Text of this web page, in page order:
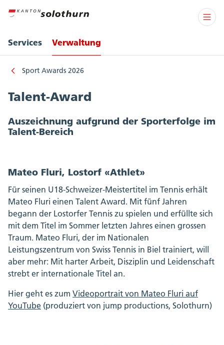
Services Verwaltung
Sport Awards 2026
Talent-Award
Auszeichnung aufgrund der Sporterfolge im
Talent-Bereich
Mateo Fluri, Lostorf «Athlet»
Für seinen U18-Schweizer-Meistertitel im Tennis erhält
Mateo Fluri einen Talent Award. Mit fünf Jahren
begann der Lostorfer Tennis zu spielen und erfüllte sich
mit dem Titel im Sommer letzten Jahres einen grossen
Traum. Mateo Fluri, der im Nationalen
Leistungszentrum von Swiss Tennis in Biel trainiert, will
aber mehr: Mit harter Arbeit, Disziplin und Leidenschaft
strebt er internationale Titel an.
Hier geht es zum Videoportrait von Mateo Fluri auf
YouTube (produziert von jump productions, Solothurn)